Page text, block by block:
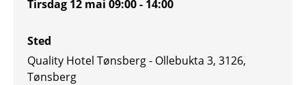
Tirsdag 12 mai 09:00 - 14:00
Sted
Quality Hotel Tønsberg - Ollebukta 3, 3126,
Tønsberg